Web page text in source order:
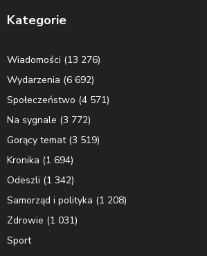
Kategorie
Wiadomości (13 276)
Wydarzenia (6 692)
Społeczeństwo (4 571)
Na sygnale (3 772)
Gorący temat(3 519)
Kronika (1 694)
Odeszli (1 342)
Samorząd i polityka (1 208)
Zdrowie (1 031)
Sport